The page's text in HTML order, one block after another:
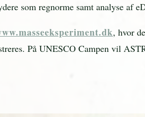
som regnorme samt analyse af
, hvor
På UNESCO Campen vil